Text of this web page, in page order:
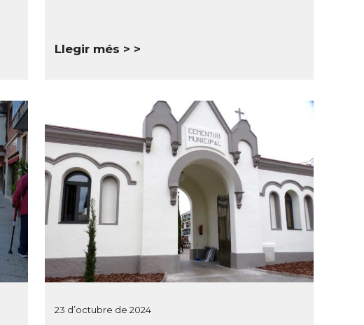
Llegir més >
23 d’octubre de 2024